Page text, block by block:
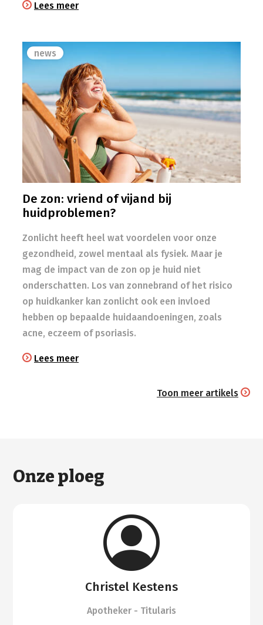
Lees meer
news
De zon: vriend of vijand bij
huidproblemen?
Zonlicht heeft heel wat voordelen voor onze
gezondheid, zowel mentaal als fysiek. Maar je
mag de impact van de zon op je huid niet
onderschatten. Los van zonnebrand of het risico
op huidkanker kan zonlicht ook een invloed
hebben op bepaalde huidaandoeningen, zoals
acne, eczeem of psoriasis.
Lees meer
Toon meer artikels
Onze ploeg
Christel Kestens
Apotheker - Titularis